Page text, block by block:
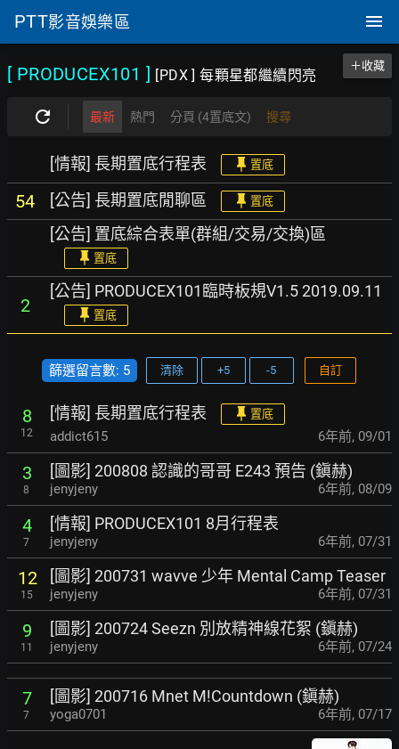
PTT影音娛樂區
[ PRODUCEX101 ] [PDX ] 每顆星都繼續閃亮
＋收藏
最新 熱門 分頁 (4置底文) 搜尋
[情報] 長期置底行程表 置底
54 [公告] 長期置底閒聊區 置底
[公告] 置底綜合表單(群組/交易/交換)區
置底
2
[公告] PRODUCEX101臨時板規V1.5 2019.09.11
置底
篩選留言數: 5 清除 +5 -5 自訂
8
12
[情報] 長期置底行程表 置底
addict615 6年前, 09/01
3
8
[圖影] 200808 認識的哥哥 E243 預告 (鎭赫)
jenyjeny 6年前, 08/09
4
7
[情報] PRODUCEX101 8月行程表
jenyjeny 6年前, 07/31
12
15
[圖影] 200731 wavve 少年 Mental Camp Teaser
jenyjeny 6年前, 07/31
9
11
[圖影] 200724 Seezn 別放精神線花絮 (鎭赫)
jenyjeny 6年前, 07/24
7
7
[圖影] 200716 Mnet M!Countdown (鎭赫)
yoga0701 6年前, 07/17